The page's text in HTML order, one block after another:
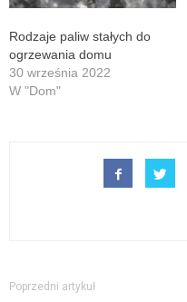
Rodzaje paliw stałych do
ogrzewania domu
30 września 2022
W "Dom"
Poprzedni artykuł